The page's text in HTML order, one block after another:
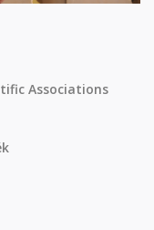
Associations